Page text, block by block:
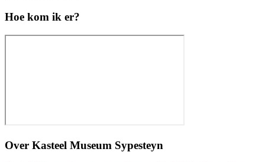
Hoe kom ik er?
Over Kasteel Museum Sypesteyn